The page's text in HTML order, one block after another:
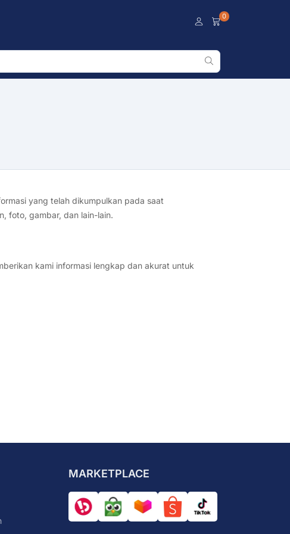
0
yang telah dikumpulkan pada saat
foto, gambar, dan lain-lain.
kami informasi lengkap dan akurat untuk
MARKETPLACE